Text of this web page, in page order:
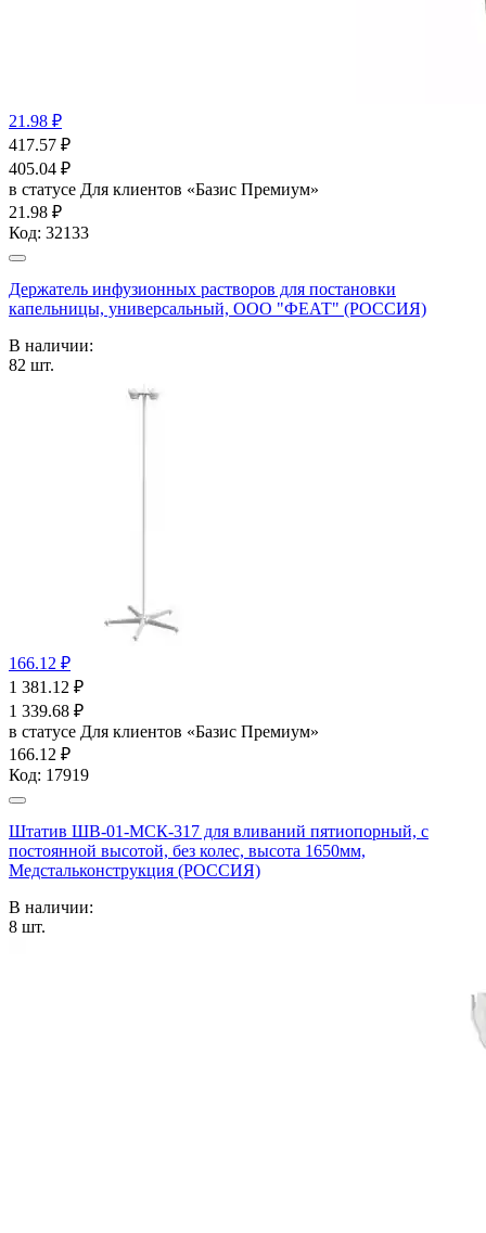
21.98 ₽
417.57 ₽
405.04 ₽
в статусе Для клиентов «Базис Премиум»
21.98 ₽
Код: 32133
Держатель инфузионных растворов для постановки
капельницы, универсальный, ООО "ФЕАТ" (РОССИЯ)
В наличии:
82 шт.
166.12 ₽
1 381.12 ₽
1 339.68 ₽
в статусе Для клиентов «Базис Премиум»
166.12 ₽
Код: 17919
Штатив ШВ-01-МСК-317 для вливаний пятиопорный, с
постоянной высотой, без колес, высота 1650мм,
Медстальконструкция (РОССИЯ)
В наличии:
8 шт.